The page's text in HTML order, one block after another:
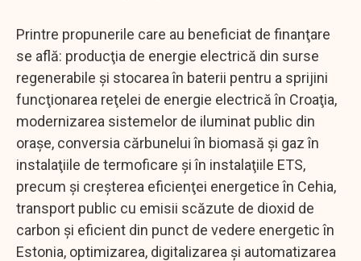
Printre propunerile care au beneficiat de finanţare
se află: producţia de energie electrică din surse
regenerabile şi stocarea în baterii pentru a sprijini
funcţionarea reţelei de energie electrică în Croaţia,
modernizarea sistemelor de iluminat public din
oraşe, conversia cărbunelui în biomasă şi gaz în
instalaţiile de termoficare şi în instalaţiile ETS,
precum şi creşterea eficienţei energetice în Cehia,
transport public cu emisii scăzute de dioxid de
carbon şi eficient din punct de vedere energetic în
Estonia, optimizarea, digitalizarea şi automatizarea